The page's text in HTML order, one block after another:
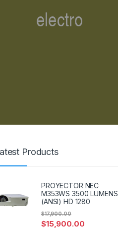
Products
PROYECTOR NEC
M353WS 3500 LUMENS
(ANSI) HD 1280
$15,900.00
$17,900.00